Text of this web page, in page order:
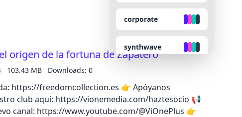
corporate
synthwave
cyberpunk
el episodio completo en la app de iVoox, o
de iVoox Originals
origen de la fortuna de Zapatero
103.43 MB Downloads: 0
freedomcollection.es 👉 Apóyanos
club aquí: https://vionemedia.com/haztesocio 📢
canal: https://www.youtube.com/@ViOnePlus 👉